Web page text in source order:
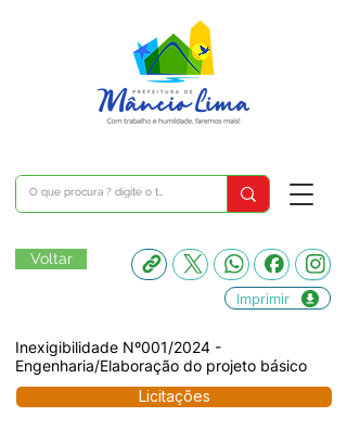
Voltar
Imprimir
Inexigibilidade Nº001/2024 -
Engenharia/Elaboração do projeto básico
Licitações